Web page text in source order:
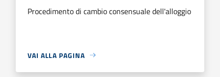
Procedimento di cambio consensuale dell'alloggio
VAI ALLA PAGINA